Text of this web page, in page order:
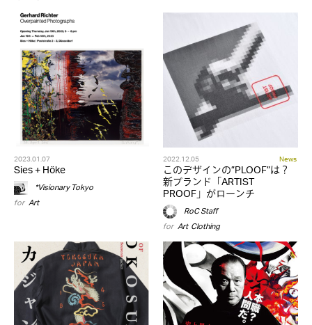
2023.01.07
Sies + Höke
*Visionary Tokyo
for Art
2022.12.05 News
このデザインの”PLOOF”は？
新ブランド「ARTIST
PROOF」がローンチ
RoC Staff
for Art,Clothing